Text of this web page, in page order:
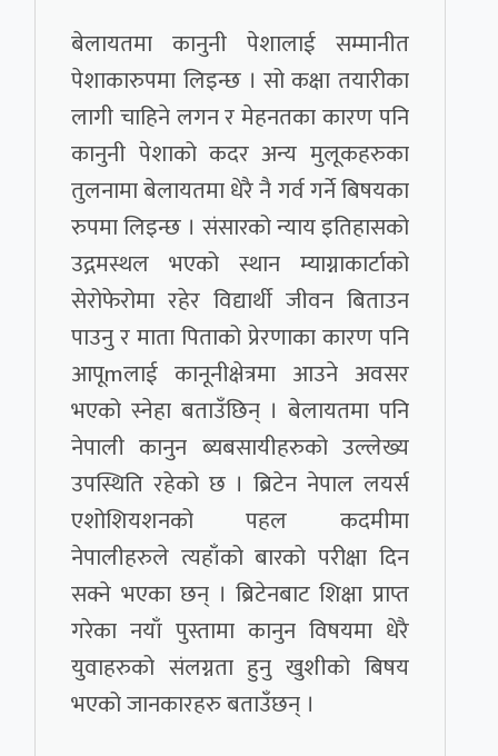
बेलायतमा कानुनी पेशालाई सम्मानीत
पेशाकारुपमा लिइन्छ । सो कक्षा तयारीका
लागी चाहिने लगन र मेहनतका कारण पनि
कानुनी पेशाको कदर अन्य मुलूकहरुका
तुलनामा बेलायतमा धेरै नै गर्व गर्ने बिषयका
रुपमा लिइन्छ । संसारको न्याय इतिहासको
उद्गमस्थल भएको स्थान म्याग्नाकार्टाको
सेरोफेरोमा रहेर विद्यार्थी जीवन बिताउन
पाउनु र माता पिताको प्रेरणाका कारण पनि
आपूmलाई कानूनीक्षेत्रमा आउने अवसर
भएको स्नेहा बताउँछिन् । बेलायतमा पनि
नेपाली कानुन ब्यबसायीहरुको उल्लेख्य
उपस्थिति रहेको छ । ब्रिटेन नेपाल लयर्स
एशोशियशनको पहल कदमीमा
नेपालीहरुले त्यहाँको बारको परीक्षा दिन
सक्ने भएका छन् । ब्रिटेनबाट शिक्षा प्राप्त
गरेका नयाँ पुस्तामा कानुन विषयमा धेरै
युवाहरुको संलग्नता हुनु खुशीको बिषय
भएको जानकारहरु बताउँछन् ।